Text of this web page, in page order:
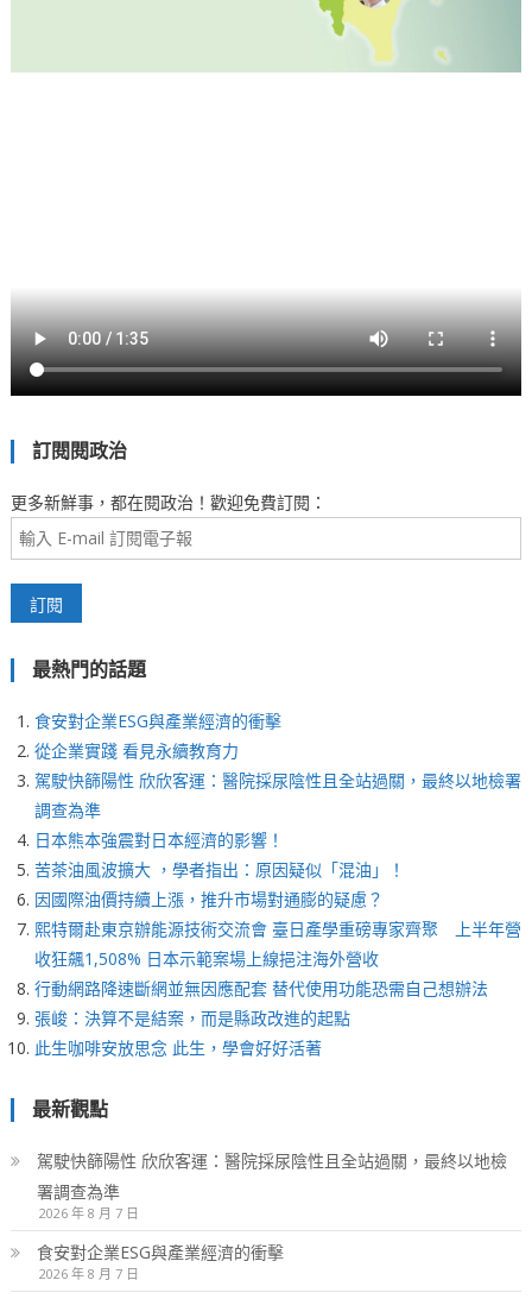
訂閱閱政治
更多新鮮事，都在閱政治！歡迎免費訂閱：
最熱門的話題
食安對企業ESG與產業經濟的衝擊
從企業實踐 看見永續教育力
駕駛快篩陽性 欣欣客運：醫院採尿陰性且全站過關，最終以地檢署
調查為準
日本熊本強震對日本經濟的影響！
苦茶油風波擴大 ，學者指出：原因疑似「混油」！
因國際油價持續上漲，推升市場對通膨的疑慮？
熙特爾赴東京辦能源技術交流會 臺日產學重磅專家齊聚 上半年營
收狂飆1,508% 日本示範案場上線挹注海外營收
行動網路降速斷網並無因應配套 替代使用功能恐需自己想辦法
張峻：決算不是結案，而是縣政改進的起點
此生咖啡安放思念 此生，學會好好活著
最新觀點
駕駛快篩陽性 欣欣客運：醫院採尿陰性且全站過關，最終以地檢
署調查為準
2026 年 8 月 7 日
食安對企業ESG與產業經濟的衝擊
2026 年 8 月 7 日